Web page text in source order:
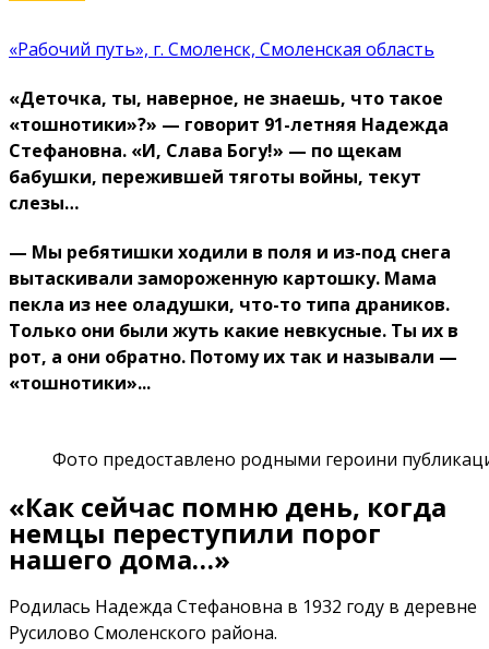
«Рабочий путь», г. Смоленск, Смоленская область
«Деточка, ты, наверное, не знаешь, что такое
«тошнотики»?» — говорит 91-летняя Надежда
Стефановна. «И, Слава Богу!» — по щекам
бабушки, пережившей тяготы войны, текут
слезы…
— Мы ребятишки ходили в поля и из-под снега
вытаскивали замороженную картошку. Мама
пекла из нее оладушки, что-то типа драников.
Только они были жуть какие невкусные. Ты их в
рот, а они обратно. Потому их так и называли —
«тошнотики»...
Фото предоставлено родными героини
«Как сейчас помню день, когда
немцы переступили порог
нашего дома…»
Родилась Надежда Стефановна в 1932 году в деревне
Русилово Смоленского района.